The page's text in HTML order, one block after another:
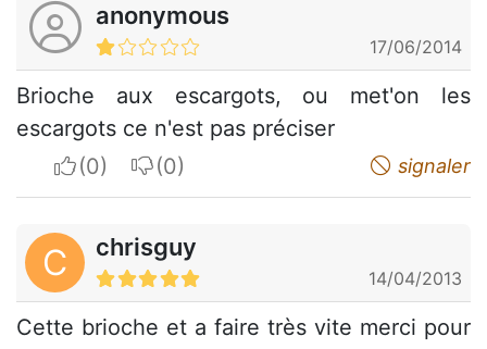
anonymous
17/06/2014
Brioche aux escargots, ou met'on les
escargots ce n'est pas préciser
I apreciateI do not appreciate signaler
C chrisguy
14/04/2013
Cette brioche et a faire très vite merci pour